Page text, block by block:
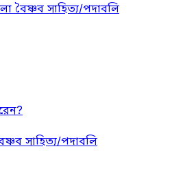
বৈষ্ণব সাহিত্য/পদাবলি
সাহিত্য/পদাবলি